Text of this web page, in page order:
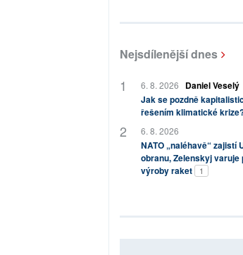
Nejsdílenější dnes
6. 8. 2026
Daniel Veselý
Jak se pozdně
řešením klimatické
6. 8. 2026
NATO „naléhavě“ zajistí
obranu, Zelenskyj
výroby raket
1